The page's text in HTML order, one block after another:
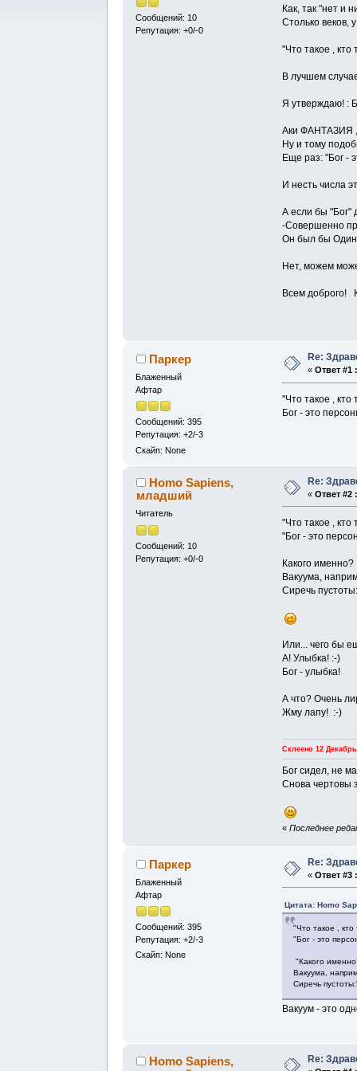
Сообщений: 10
Репутация: +0/-0
Как, так "нет и
Столько веков,
"Что такое ,
В лучшем
Я утверждаю! :
Аки
Ну и тому
Еще раз: "Бог
И несть числа
А если бы "Бог"
-Совершенно
Он был бы
Нет, можем
Всем доброго!
Паркер
Блаженный
Афтар
Сообщений: 395
Репутация: +2/-3
Скайп: None
Re:
«Ответ #1
"Что такое , кто
Бог - это
Homo Sapiens,
младший
Читатель
Сообщений: 10
Репутация: +0/-0
Re:
«Ответ #2
"Что такое , кто
"Бог - это
Какого именно?
Вакуума,
Сиречь
Или... чего бы
А! Улыбка! :-)
Бог - улыбка!
А что? Очень
Жму лапу! :-)
Склеено 12
Бог сидел, не
Снова чертовы
«Последнее
Паркер
Блаженный
Афтар
Сообщений: 395
Репутация: +2/-3
Скайп: None
Re:
«Ответ #3
Цитата: Homo
"Что такое , кто
"Бог - это
"Какого
Вакуума,
Сиречь
Вакуум - это
Homo Sapiens,
Re: